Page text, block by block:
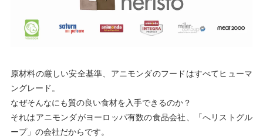
原材料の厳しい安全基準、アニモンダのフードはすべてヒューマ
ングレード。
なぜそんなにも質の良い食材を入手できるのか？
それはアニモンダがヨーロッパ有数の食品会社、「へリストグル
ープ」の会社だからです。